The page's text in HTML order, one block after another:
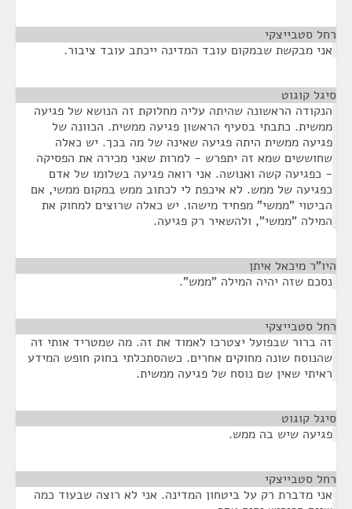
רחל סטבייצקי
אני מבקשת שבמקום עובד המדינה ייכתב עובד ציבור.
סיגל קוגוט
הנקודה הראשונה שהיתה עליה מחלוקת זה הנושא של פגיעה
ממשית. כתבתי בסעיף הראשון פגיעה ממשית. הכוונה של
פגיעה ממשית היתה פגיעה שאינה של מה בכך. יש כאלה
שחוששים שמא זה יתפרש - למרות שאני מכירה את הפסיקה
- כפגיעה קשה ואנושה. אני רואה פגיעה בשלומו של אדם
כפגיעה של ממש. לא איכפת לי לכתוב ממש במקום ממשי, אם
הביטוי "ממשי" מפחיד מישהו. יש כאלה שרוצים למחוק את
המילה "ממשי", ולהשאיר רק פגיעה.
היו"ר מיכאל איתן
נסכם שזה יהיה המילה "ממש".
רחל סטבייצקי
זה ברור שבפועל יצטרכו לאמוד את זה. מה שמטריד אותי זה
שהנוסח שונה מחוקים אחרים. כשהסתכלתי בחוק חופש המידע
ראיתי שאין שם נוסח של פגיעה ממשית.
סיגל קוגוט
פגיעה שיש בה ממש.
רחל סטבייצקי
אני מדברת רק על ביטחון המדינה. אני לא רוצה שבעוד כמה